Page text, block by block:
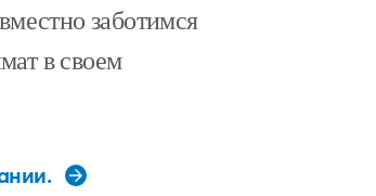
заботимся
в своем